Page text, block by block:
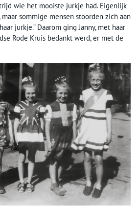
wie het mooiste jurkje had. Eigenlijk
sommige mensen stoorden zich aan
jurkje.” Daarom ging Janny, met haar
Rode Kruis bedankt werd, er met de